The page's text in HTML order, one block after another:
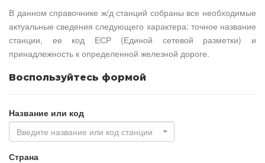
В данном справочнике ж/д станций собраны все необходимые
актуальные сведения следующего характера: точное название
станции, ее код ЕСР (Единой сетевой разметки) и
принадлежность к определенной железной дороге.
Воспользуйтесь формой
Название или код
Введите название или код станции
Страна